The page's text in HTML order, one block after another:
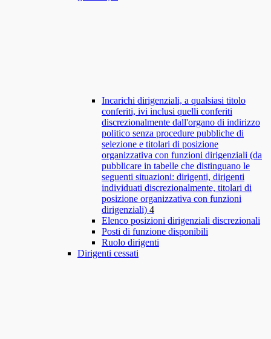
Incarichi dirigenziali, a qualsiasi titolo
conferiti, ivi inclusi quelli conferiti
discrezionalmente dall'organo di indirizzo
politico senza procedure pubbliche di
selezione e titolari di posizione
organizzativa con funzioni dirigenziali (da
pubblicare in tabelle che distinguano le
seguenti situazioni: dirigenti, dirigenti
individuati discrezionalmente, titolari di
posizione organizzativa con funzioni
dirigenziali) 4
Elenco posizioni dirigenziali discrezionali
Posti di funzione disponibili
Ruolo dirigenti
Dirigenti cessati